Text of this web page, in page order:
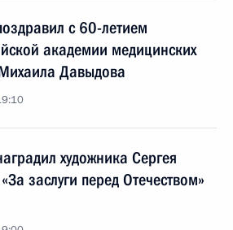
с 60-летием
академии медицинских
Давыдова
художника Сергея
заслуги перед Отечеством»